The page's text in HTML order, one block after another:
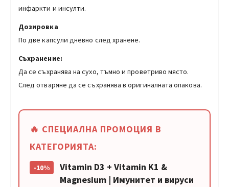
инфаркти и инсулти.
Дозировка
По две капсули дневно след хранене.
Съхранение:
Да се съхранява на сухо, тъмно и проветриво място.
След отваряне да се съхранява в оригиналната опакова.
🔥 СПЕЦИАЛНА ПРОМОЦИЯ В
КАТЕГОРИЯТА:
-10%
Vitamin D3 + Vitamin K1 &
Magnesium | Имунитет и вируси